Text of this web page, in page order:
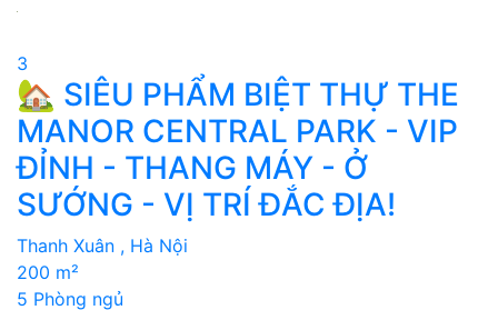
3
🏡 SIÊU PHẨM BIỆT THỰ THE
MANOR CENTRAL PARK - VIP
ĐỈNH - THANG MÁY - Ở
SƯỚNG - VỊ TRÍ ĐẮC ĐỊA!
Thanh Xuân , Hà Nội
200 m²
5 Phòng ngủ